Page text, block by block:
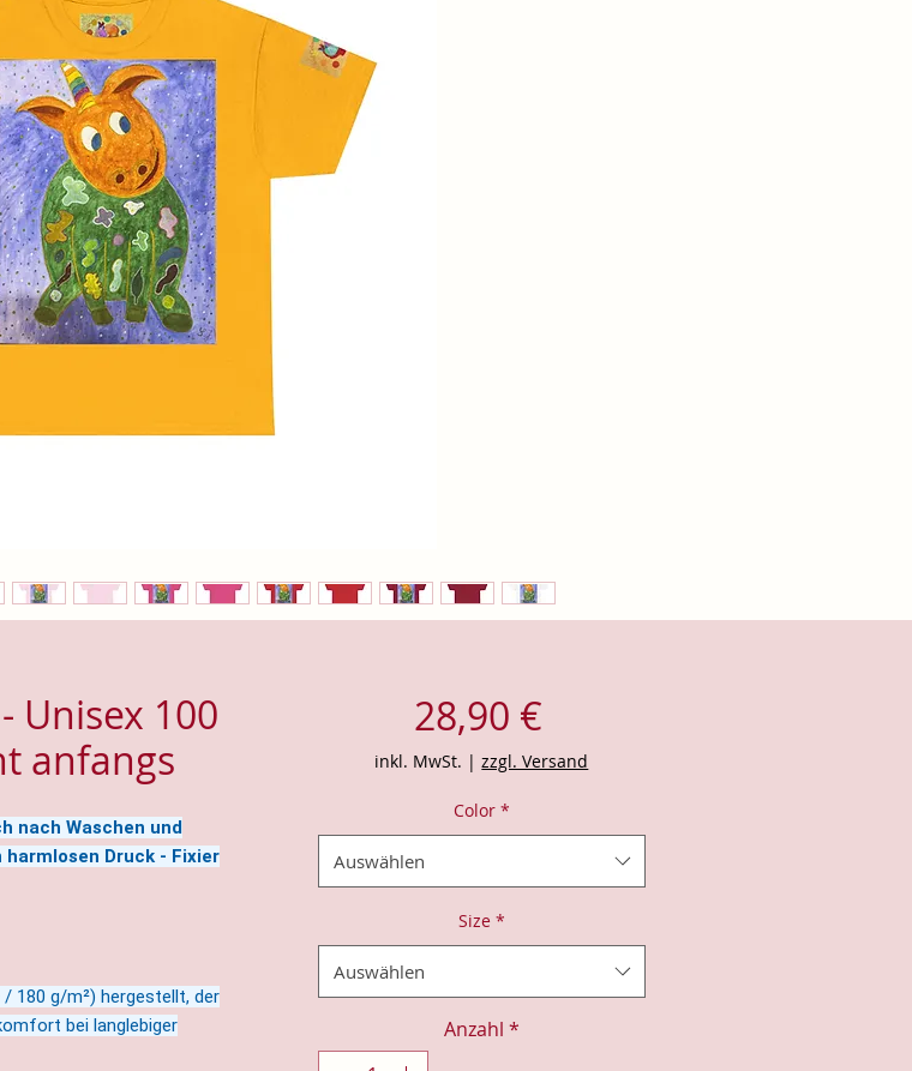
Unisex 100
anfangs
nach Waschen und
Druck - Fixier
180 g/m²) hergestellt, der
bei langlebiger
28,90 €
inkl. MwSt. |zzgl. Versand
Color *
Auswählen
Size *
Auswählen
Anzahl *